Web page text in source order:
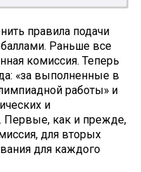
правила подачи
Раньше все
комиссия. Теперь
«за выполненные в
работы» и
и
Первые, как и прежде,
для вторых
для каждого